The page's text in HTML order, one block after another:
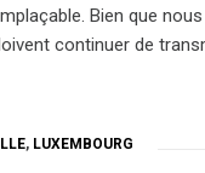
Bien que
continuer de
, LUXEMBOURG